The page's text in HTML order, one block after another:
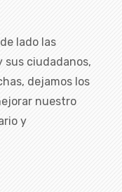
lado las
sus ciudadanos,
dejamos los
nuestro
y